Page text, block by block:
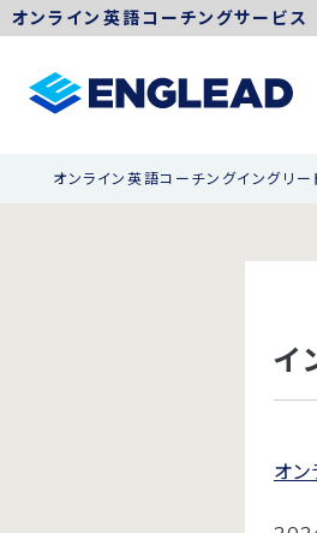
オンライン英語コーチングサービス
オンライン英語コーチングイングリー
イ
オン